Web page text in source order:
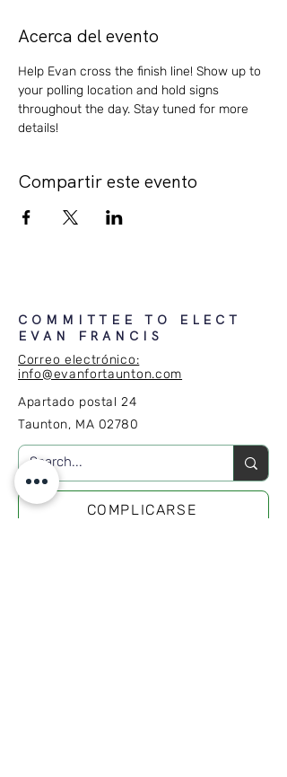
Acerca del evento
Help Evan cross the finish line! Show up to
your polling location and hold signs
throughout the day. Stay tuned for more
details!
Compartir este evento
COMMITTEE TO ELECT
EVAN FRANCIS
Correo electrónico:
info@evanfortaunton.com
Apartado postal 24
Taunton, MA 02780
COMPLICARSE